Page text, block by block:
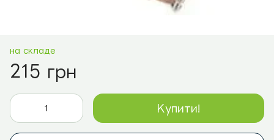
на складе
215 грн
Купити!